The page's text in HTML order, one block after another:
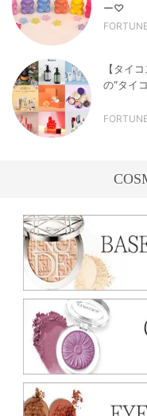
ー♡
【タイ
の“タイ